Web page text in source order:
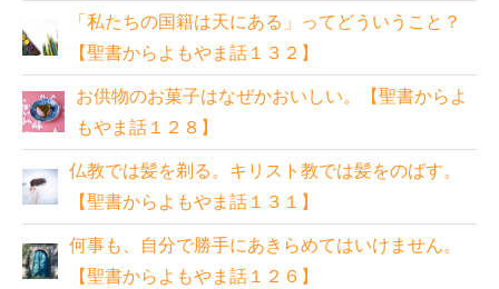
「私たちの国籍は天にある」ってどういうこと？
【聖書からよもやま話１３２】
お供物のお菓子はなぜかおいしい。【聖書からよ
もやま話１２８】
仏教では髪を剃る。キリスト教では髪をのばす。
【聖書からよもやま話１３１】
何事も、自分で勝手にあきらめてはいけません。
【聖書からよもやま話１２６】